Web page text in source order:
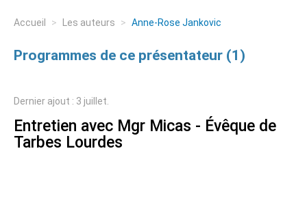
Accueil > Les auteurs > Anne-Rose Jankovic
Programmes de ce présentateur (1)
Dernier ajout : 3 juillet.
Entretien avec Mgr Micas - Évêque de
Tarbes Lourdes